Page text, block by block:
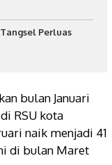
Perluas
bulan Januari
RSU kota
naik menjadi 41
di bulan Maret